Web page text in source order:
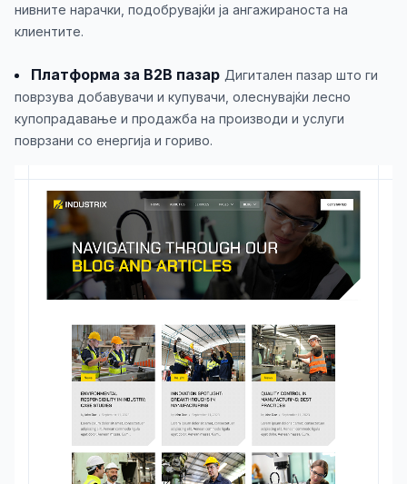
нивните нарачки, подобрувајќи ја ангажираноста на
клиентите.
Платформа за B2B пазар Дигитален пазар што ги
поврзува добавувачи и купувачи, олеснувајќи лесно
купопрадавање и продажба на производи и услуги
поврзани со енергија и гориво.